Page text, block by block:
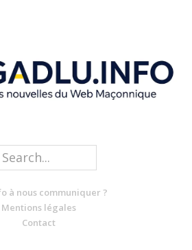
à nous communiquer ?
Mentions légales
Contact